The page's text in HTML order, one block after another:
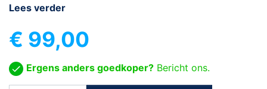
Lees verder
€ 99,00
Ergens anders goedkoper? Bericht ons.